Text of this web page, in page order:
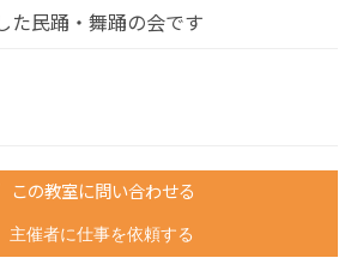
た民踊・舞踊の会です
この教室に問い合わせる
主催者に仕事を依頼する